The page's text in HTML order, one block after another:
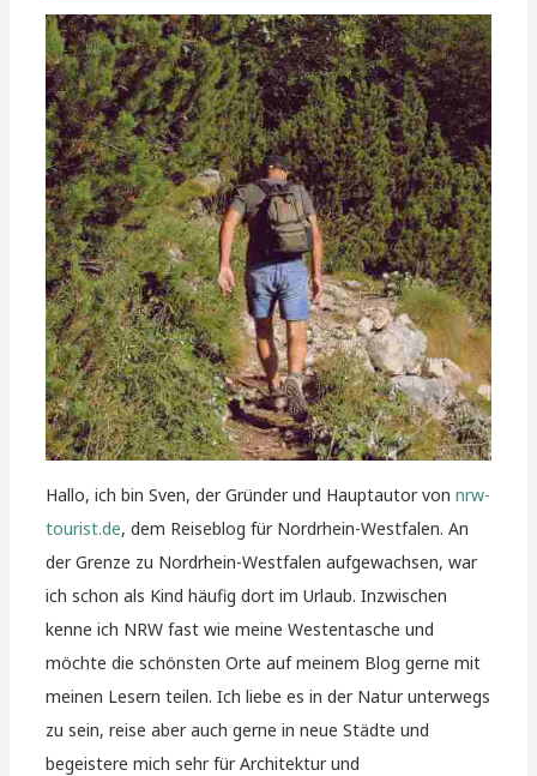
Hallo, ich bin Sven, der Gründer und Hauptautor vonnrw-
tourist.de, dem Reiseblog für Nordrhein-Westfalen. An
der Grenze zu Nordrhein-Westfalen aufgewachsen, war
ich schon als Kind häufig dort im Urlaub. Inzwischen
kenne ich NRW fast wie meine Westentasche und
möchte die schönsten Orte auf meinem Blog gerne mit
meinen Lesern teilen. Ich liebe es in der Natur unterwegs
zu sein, reise aber auch gerne in neue Städte und
begeistere mich sehr für Architektur und